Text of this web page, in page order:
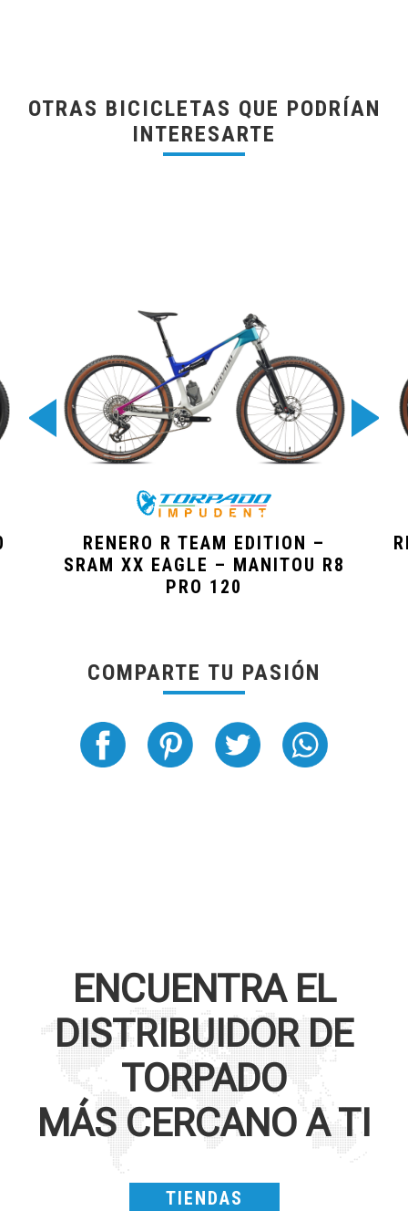
OTRAS BICICLETAS QUE PODRÍAN
INTERESARTE
RENERO R TEAM EDITION –
SRAM XX EAGLE – MANITOU R8
PRO 120
COMPARTE TU PASIÓN
ENCUENTRA EL
DISTRIBUIDOR DE
TORPADO
MÁS CERCANO A TI
TIENDAS